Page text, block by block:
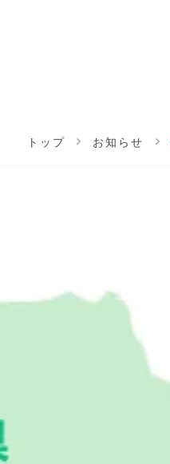
トップ お知らせ